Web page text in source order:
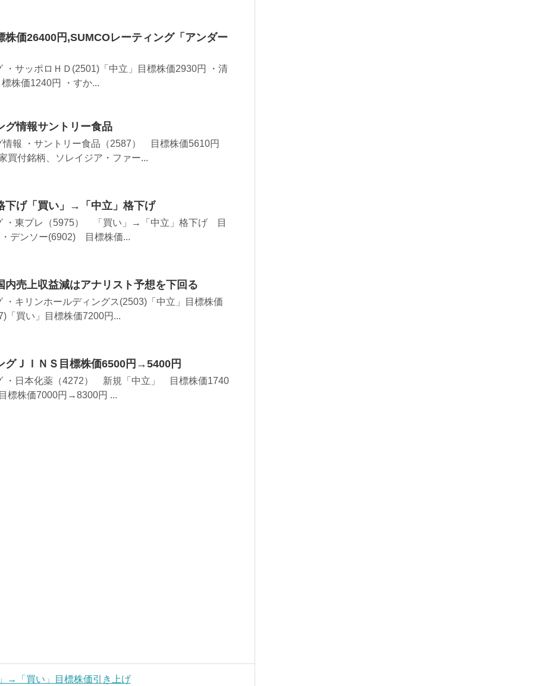
株価26400円,SUMCOレーティング「アンダー
・サッポロＨＤ(2501)「中立」目標株価2930円 ・清
株価1240円 ・すか...
グ情報サントリー食品
情報 ・サントリー食品（2587） 目標株価5610円
買付銘柄、ソレイジア・ファー...
下げ「買い」→「中立」格下げ
・東プレ（5975） 「買い」→「中立」格下げ 目
デンソー(6902) 目標株価...
内売上収益減はアナリスト予想を下回る
・キリンホールディングス(2503)「中立」目標株価
「買い」目標株価7200円...
グＪＩＮＳ目標株価6500円→5400円
・日本化薬（4272） 新規「中立」 目標株価1740
標株価7000円→8300円 ...
→「買い」目標株価引き上げ